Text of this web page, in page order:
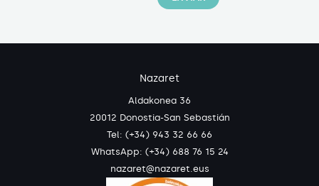
Nazaret
Aldakonea 36
20012 Donostia-San Sebastián
Tel: (+34) 943 32 66 66
WhatsApp: (+34) 688 76 15 24
nazaret@nazaret.eus